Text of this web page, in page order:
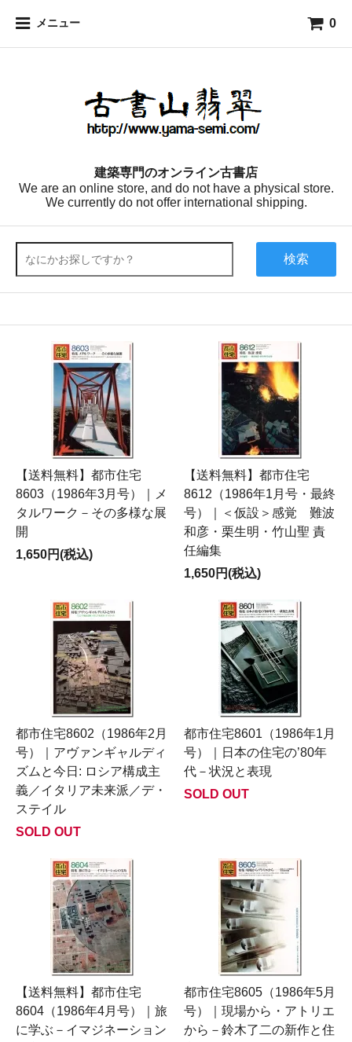
メニュー 0
建築専門のオンライン古書店
We are an online store, and do not have a physical store.
We currently do not offer international shipping.
検索
【送料無料】都市住宅
8603（1986年3月号）｜メ
タルワーク－その多様な展
開
1,650円(税込)
【送料無料】都市住宅
8612（1986年1月号・最終
号）｜＜仮設＞感覚 難波
和彦・栗生明・竹山聖 責
任編集
1,650円(税込)
都市住宅8602（1986年2月
号）｜アヴァンギャルディ
ズムと今日: ロシア構成主
義／イタリア未来派／デ・
ステイル
SOLD OUT
都市住宅8601（1986年1月
号）｜日本の住宅の’80年
代－状況と表現
SOLD OUT
【送料無料】都市住宅
8604（1986年4月号）｜旅
に学ぶ－イマジネーション
都市住宅8605（1986年5月
号）｜現場から・アトリエ
から－鈴木了二の新作と住